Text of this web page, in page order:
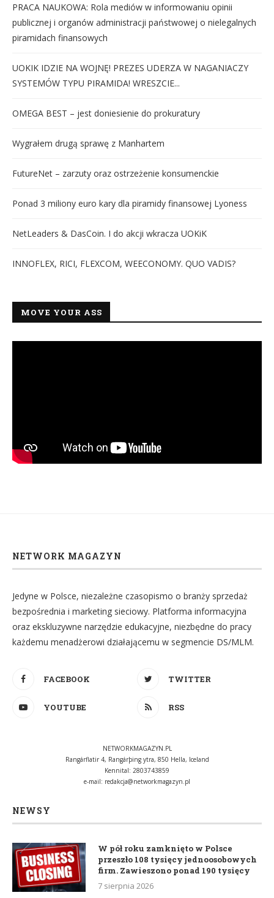
PRACA NAUKOWA: Rola mediów w informowaniu opinii
publicznej i organów administracji państwowej o nielegalnych
piramidach finansowych
UOKIK IDZIE NA WOJNĘ! PREZES UDERZA W NAGANIACZY
SYSTEMÓW TYPU PIRAMIDA! WRESZCIE...
OMEGA BEST – jest doniesienie do prokuratury
Wygrałem drugą sprawę z Manhartem
FutureNet – zarzuty oraz ostrzeżenie konsumenckie
Ponad 3 miliony euro kary dla piramidy finansowej Lyoness
NetLeaders & DasCoin. I do akcji wkracza UOKiK
INNOFLEX, RICI, FLEXCOM, WEECONOMY. QUO VADIS?
MOVE YOUR ASS
NETWORK MAGAZYN
Jedyne w Polsce, niezależne czasopismo o branży sprzedaż
bezpośrednia i marketing sieciowy. Platforma informacyjna
oraz ekskluzywne narzędzie edukacyjne, niezbędne do pracy
każdemu menadżerowi działającemu w segmencie DS/MLM.
FACEBOOK TWITTER
YOUTUBE RSS
NETWORKMAGAZYN.PL
Rangárflatir 4, Rangárþing ytra, 850 Hella, Iceland
Kennital: 2803743859
e-mail: redakcja@networkmagazyn.pl
NEWSY
W pół roku zamknięto w Polsce
przeszło 108 tysięcy jednoosobowych
firm. Zawieszono ponad 190 tysięcy
7 sierpnia 2026